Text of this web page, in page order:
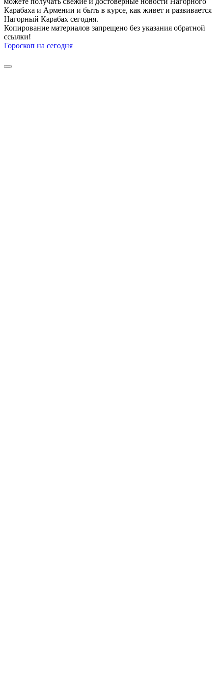
Карабаха и Армении и быть в курсе, как живет и развивается
Нагорный Карабах сегодня.
Копирование материалов запрещено без указания обратной
ссылки!
Гороскоп на сегодня